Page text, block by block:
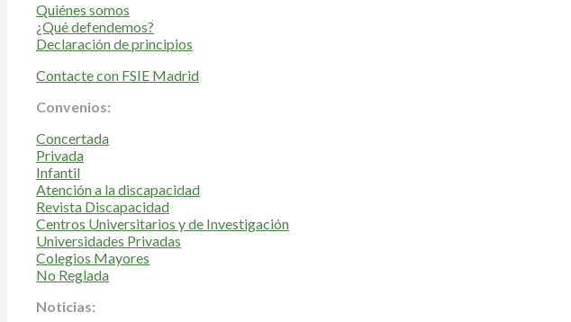
Quiénes somos
¿Qué defendemos?
Declaración de principios
Contacte con FSIE Madrid
Convenios:
Concertada
Privada
Infantil
Atención a la discapacidad
Revista Discapacidad
Centros Universitarios y de Investigación
Universidades Privadas
Colegios Mayores
No Reglada
Noticias: